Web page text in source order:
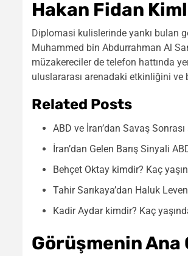
Hakan Fidan
Diplomasi kulislerinde yankı bulan
Muhammed bin Abdurrahman Al
müzakereciler de telefon hattında
uluslararası arenadaki etkinliğini
Related Posts
ABD ve İran’dan Savaş
İran’dan Gelen Barış Sinyali
Behçet Oktay kimdir? Kaç
Tahir Sarıkaya’dan Haluk
Kadir Aydar kimdir? Kaç
Görüşmenin Ana